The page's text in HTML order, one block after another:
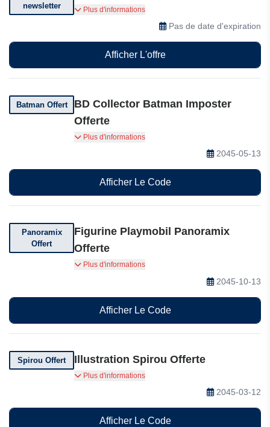
newsletter
Inscription à la newsletter pour recevoir des
offres spéciales et des actualités
Plus d'informations
Pas de date d'expiration
Afficher L'offre
Batman Offert
BD Collector Batman Imposter
Offerte
Recevez gratuitement la BD collector Batman
Imposter à l'achat de 2 bandes dessinées DC
Plus d'informations
2045-05-13
Afficher Le Code
Panoramix
Offert
Figurine Playmobil Panoramix
Offerte
Recevez gratuitement une figurine Playmobil
Panoramix à l'achat de 2 albums Astérix.
Plus d'informations
2045-10-13
Afficher Le Code
Spirou Offert Illustration Spirou Offerte
Recevez gratuitement une illustration Spirou à
Plus d'informations
2045-03-12
Afficher Le Code